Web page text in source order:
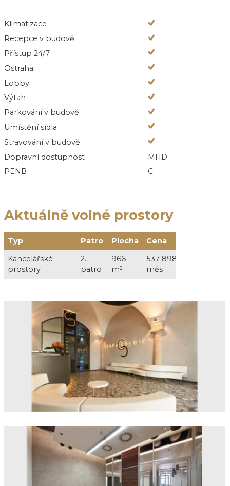
Klimatizace
Recepce v budově
Přístup 24/7
Ostraha
Lobby
Výtah
Parkování v budově
Umístění sídla
Stravování v budově
Dopravní dostupnost
MHD
PENB
C
Aktuálně volné prostory
Typ Patro Plocha Cena
Kancelářské
prostory
2.
patro
966
m2
537 898 Kč /
měs